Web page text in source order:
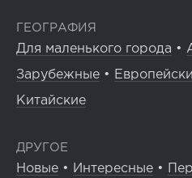
ГЕОГРАФИЯ
Для маленького города •
Зарубежные •
Китайские
ДРУГОЕ
Новые • Интересные •